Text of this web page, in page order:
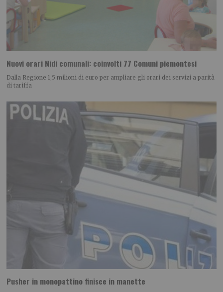
Nuovi orari Nidi comunali: coinvolti 77 Comuni piemontesi
Dalla Regione 1,5 milioni di euro per ampliare gli orari dei servizi a parità
di tariffa
Pusher in monopattino finisce in manette